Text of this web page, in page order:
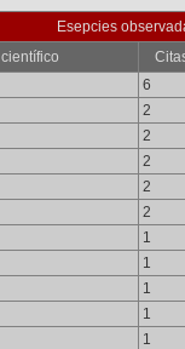
Esepcies
6
2
2
2
2
2
1
1
1
1
1